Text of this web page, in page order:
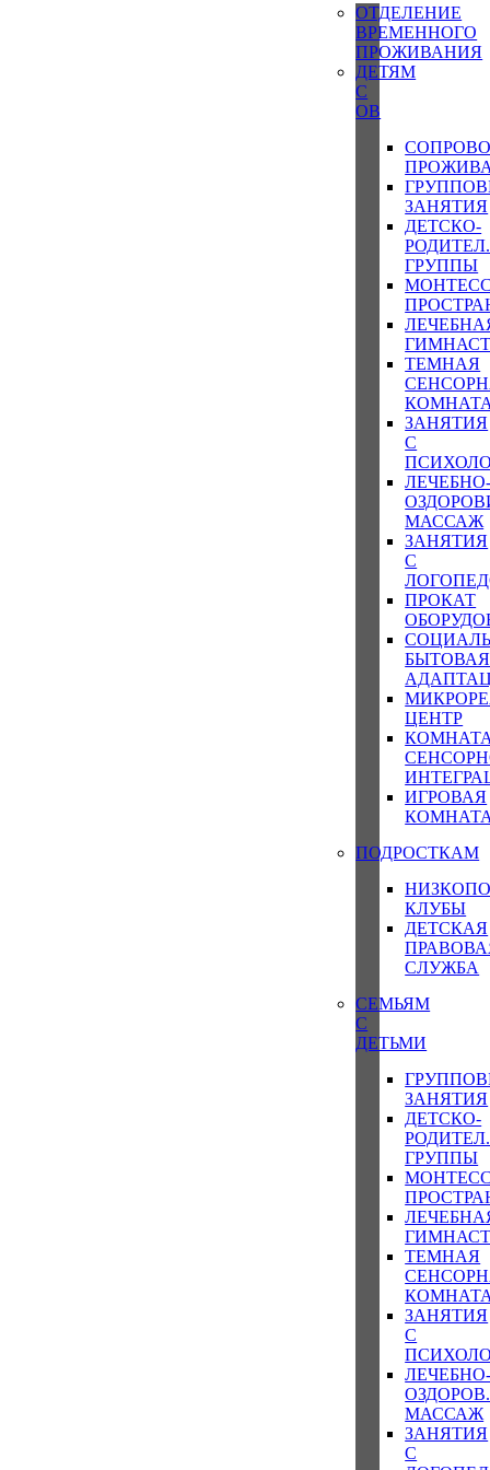
ОТДЕЛЕНИЕ
ВРЕМЕННОГО
ПРОЖИВАНИЯ
ДЕТЯМ
С
ОВ
ЗАНЯТИЯ
ДЕТСКО-
РОДИТЕЛ.
ГРУППЫ
ТЕМНАЯ
ЗАНЯТИЯ
С
МАССАЖ
ЗАНЯТИЯ
С
ПРОКАТ
БЫТОВАЯ
ЦЕНТР
ИГРОВАЯ
ПОДРОСТКАМ
КЛУБЫ
ДЕТСКАЯ
СЛУЖБА
СЕМЬЯМ
С
ДЕТЬМИ
ЗАНЯТИЯ
ДЕТСКО-
РОДИТЕЛ.
ГРУППЫ
ТЕМНАЯ
ЗАНЯТИЯ
С
ОЗДОРОВ.
МАССАЖ
ЗАНЯТИЯ
С